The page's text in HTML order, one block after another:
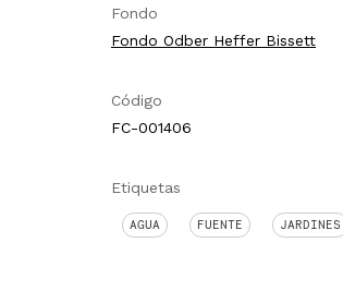
Fondo
Fondo Odber Heffer Bissett
Código
FC-001406
Etiquetas
AGUA FUENTE JARDINES